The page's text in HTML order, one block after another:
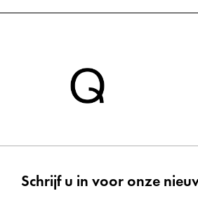
Schrijf u in voor onze